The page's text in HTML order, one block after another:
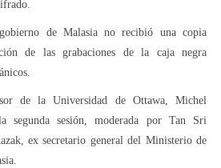
de Malasia no recibió una copia
de las grabaciones de la caja negra
de la Universidad de Ottawa, Michel
segunda sesión, moderada por Tan Sri
ex secretario general del Ministerio de